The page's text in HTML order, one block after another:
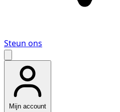
Steun ons
Mijn account